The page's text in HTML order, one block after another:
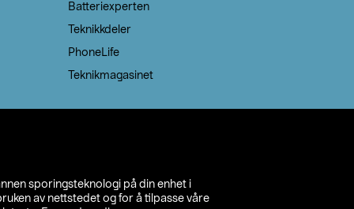
sporingsteknologi på din enhet i
av nettstedet og for å tilpasse våre
Batteriexperten
Teknikkdeler
PhoneLife
Teknikmagasinet